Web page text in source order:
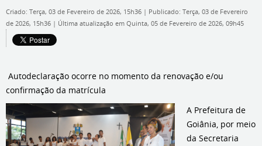
Criado: Terça, 03 de Fevereiro de 2026, 15h36 | Publicado: Terça, 03 de Fevereiro
de 2026, 15h36 | Última atualização em Quinta, 05 de Fevereiro de 2026, 09h45
Autodeclaração ocorre no momento da renovação e/ou
confirmação da matrícula
A Prefeitura de
Goiânia, por meio
da Secretaria